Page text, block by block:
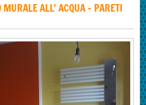
MURALE ALL' ACQUA - PARETI